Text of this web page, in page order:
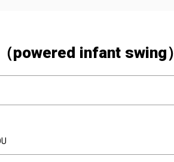
powered infant swing）